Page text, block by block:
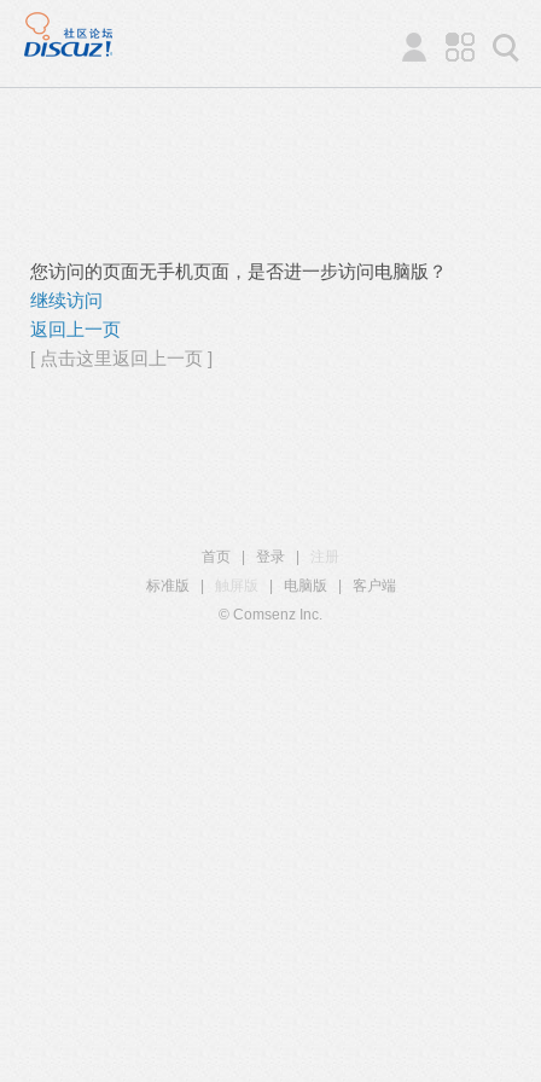
您访问的页面无手机页面，是否进一步访问电脑版？
继续访问
返回上一页
[ 点击这里返回上一页 ]
首页 登录
注册
标准版
触屏版 电脑版
客户端
© Comsenz Inc.